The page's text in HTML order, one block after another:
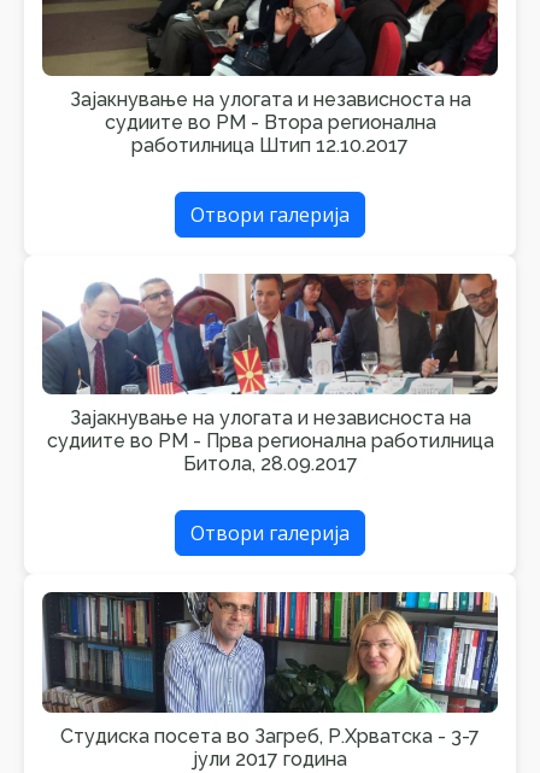
Зајакнување на улогата и независноста на
судиите во РМ - Втора регионална
работилница Штип 12.10.2017
Отвори галерија
Зајакнување на улогата и независноста на
судиите во РМ - Прва регионална работилница
Битола, 28.09.2017
Отвори галерија
Студиска посета во Загреб, Р.Хрватска - 3-7
јули 2017 година